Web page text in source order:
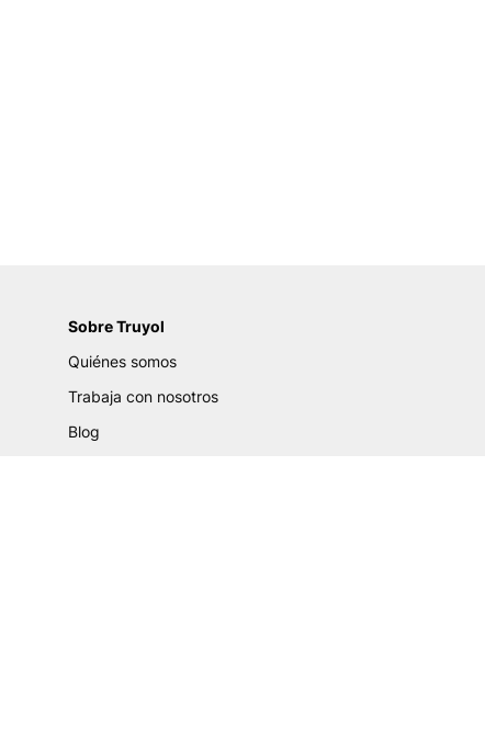
Sobre Truyol
Quiénes somos
Trabaja con nosotros
Blog